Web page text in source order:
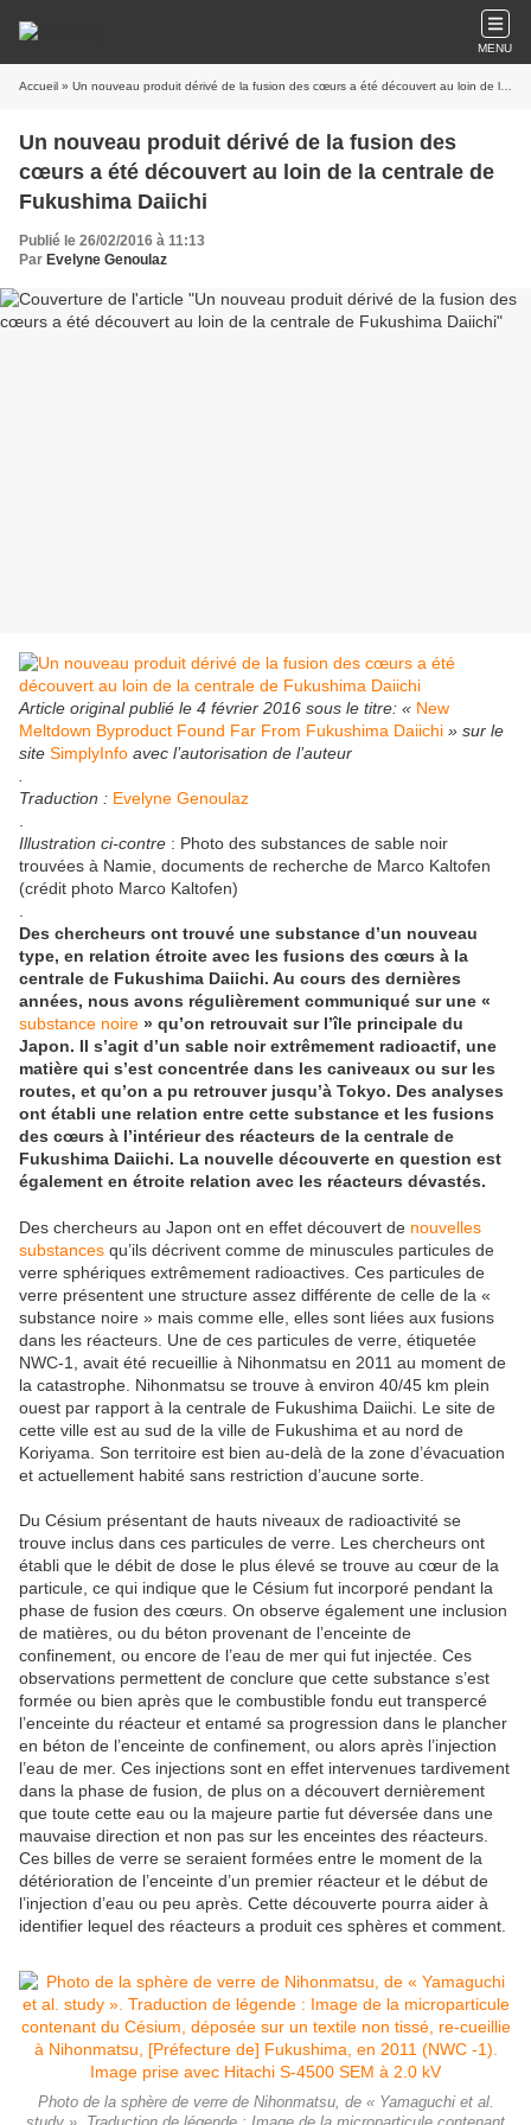
MENU
Accueil » Un nouveau produit dérivé de la fusion des cœurs a été découvert au loin de la centrale de Fukushima Daiichi
Un nouveau produit dérivé de la fusion des
cœurs a été découvert au loin de la centrale de
Fukushima Daiichi
Publié le 26/02/2016 à 11:13
Par Evelyne Genoulaz
Article original publié le 4 février 2016 sous le titre: « New
Meltdown Byproduct Found Far From Fukushima Daiichi » sur le
site SimplyInfo avec l’autorisation de l’auteur
Traduction : Evelyne Genoulaz
Illustration ci-contre : Photo des substances de sable noir
trouvées à Namie, documents de recherche de Marco Kaltofen
(crédit photo Marco Kaltofen)
Des chercheurs ont trouvé une substance d’un nouveau
type, en relation étroite avec les fusions des cœurs à la
centrale de Fukushima Daiichi. Au cours des dernières
années, nous avons régulièrement communiqué sur une «
substance noire » qu’on retrouvait sur l’île principale du
Japon. Il s’agit d’un sable noir extrêmement radioactif, une
matière qui s’est concentrée dans les caniveaux ou sur les
routes, et qu’on a pu retrouver jusqu’à Tokyo. Des analyses
ont établi une relation entre cette substance et les fusions
des cœurs à l’intérieur des réacteurs de la centrale de
Fukushima Daiichi. La nouvelle découverte en question est
également en étroite relation avec les réacteurs dévastés.
Des chercheurs au Japon ont en effet découvert de nouvelles
substances qu’ils décrivent comme de minuscules particules de
verre sphériques extrêmement radioactives. Ces particules de
verre présentent une structure assez différente de celle de la «
substance noire » mais comme elle, elles sont liées aux fusions
dans les réacteurs. Une de ces particules de verre, étiquetée
NWC-1, avait été recueillie à Nihonmatsu en 2011 au moment de
la catastrophe. Nihonmatsu se trouve à environ 40/45 km plein
ouest par rapport à la centrale de Fukushima Daiichi. Le site de
cette ville est au sud de la ville de Fukushima et au nord de
Koriyama. Son territoire est bien au-delà de la zone d’évacuation
et actuellement habité sans restriction d’aucune sorte.
Du Césium présentant de hauts niveaux de radioactivité se
trouve inclus dans ces particules de verre. Les chercheurs ont
établi que le débit de dose le plus élevé se trouve au cœur de la
particule, ce qui indique que le Césium fut incorporé pendant la
phase de fusion des cœurs. On observe également une inclusion
de matières, ou du béton provenant de l’enceinte de
confinement, ou encore de l’eau de mer qui fut injectée. Ces
observations permettent de conclure que cette substance s’est
formée ou bien après que le combustible fondu eut transpercé
l’enceinte du réacteur et entamé sa progression dans le plancher
en béton de l’enceinte de confinement, ou alors après l’injection
l’eau de mer. Ces injections sont en effet intervenues tardivement
dans la phase de fusion, de plus on a découvert dernièrement
que toute cette eau ou la majeure partie fut déversée dans une
mauvaise direction et non pas sur les enceintes des réacteurs.
Ces billes de verre se seraient formées entre le moment de la
détérioration de l’enceinte d’un premier réacteur et le début de
l’injection d’eau ou peu après. Cette découverte pourra aider à
identifier lequel des réacteurs a produit ces sphères et comment.
Photo de la sphère de verre de Nihonmatsu, de « Yamaguchi et al.